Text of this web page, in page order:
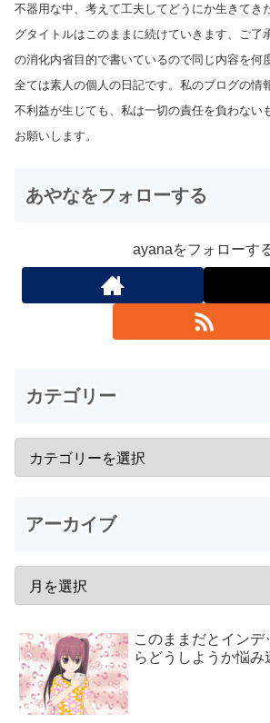
不器用な中、考えて工夫してどうにか生きてき
グタイトルはこのままに続けていきます、ご了
の消化内省目的で書いているので同じ内容を何
全ては素人の個人の日記です。私のブログの情
不利益が生じても、私は一切の責任を負わない
お願いします。
あやなをフォローする
ayanaをフォローす
カテゴリー
アーカイブ
このままだとイン
らどうしようか悩み